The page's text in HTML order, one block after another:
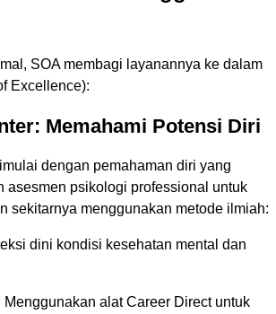
SOA membagi layanannya ke dalam
Excellence):
Memahami Potensi Diri
dengan pemahaman diri yang
asesmen psikologi professional untuk
sekitarnya menggunakan metode ilmiah:
dini kondisi kesehatan mental dan
alat Career Direct untuk